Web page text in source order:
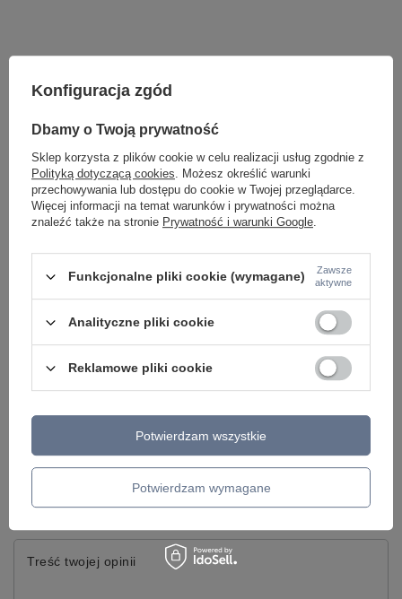
Potrzebujesz pomocy? Masz pytania lub
chcesz lepszą cenę?
Napisz do nas - doradzimy, odpowiemy
dopasowaną do Ciebie..
Napisz do nas
Model znajdziesz w kategoriach
Napisz swoją opinię
5/5
Treść twojej opinii
Konfiguracja zgód
Dbamy o Twoją prywatność
Sklep korzysta z plików cookie w celu realizacji usług zgodnie z
Polityką dotyczącą cookies. Możesz określić warunki
przechowywania lub dostępu do cookie w Twojej przeglądarce.
Więcej informacji na temat warunków i prywatności można
znaleźć także na stronie Prywatność i warunki Google.
Funkcjonalne pliki cookie (wymagane)
Zawsze
aktywne
Analityczne pliki cookie
Reklamowe pliki cookie
Potwierdzam wymagane
Potwierdzam wszystkie